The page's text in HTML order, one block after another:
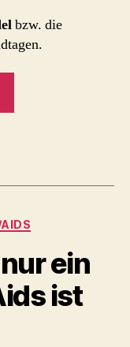
bzw. die
ein
ist